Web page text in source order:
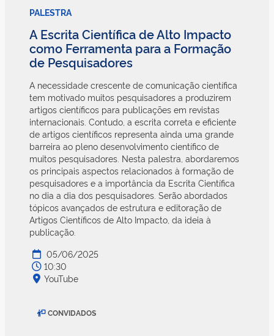
PALESTRA
A Escrita Científica de Alto Impacto
como Ferramenta para a Formação
de Pesquisadores
A necessidade crescente de comunicação científica
tem motivado muitos pesquisadores a produzirem
artigos científicos para publicações em revistas
internacionais. Contudo, a escrita correta e eficiente
de artigos científicos representa ainda uma grande
barreira ao pleno desenvolvimento científico de
muitos pesquisadores. Nesta palestra, abordaremos
os principais aspectos relacionados à formação de
pesquisadores e a importância da Escrita Científica
no dia a dia dos pesquisadores. Serão abordados
tópicos avançados de estrutura e editoração de
Artigos Científicos de Alto Impacto, da ideia à
publicação.
05/06/2025
10:30
YouTube
CONVIDADOS